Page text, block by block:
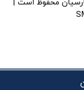
محفوظ است |